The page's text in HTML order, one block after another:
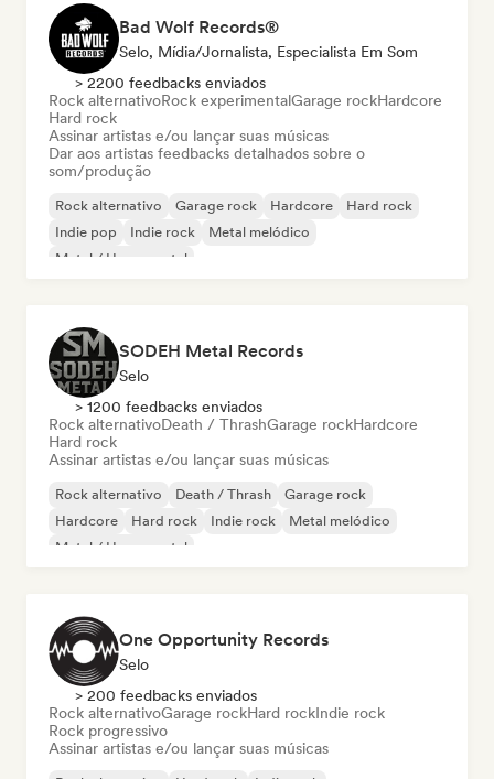
Bad Wolf Records®
Selo, Mídia/Jornalista, Especialista Em Som
> 2200 feedbacks enviados
Rock alternativoRock experimentalGarage rockHardcore
Hard rock
Assinar artistas e/ou lançar suas músicas
Dar aos artistas feedbacks detalhados sobre o
som/produção
Rock alternativo Garage rock Hardcore
Hard rock
Indie pop
Indie rock
Metal melódico
Metal / Heavy metal
SODEH Metal Records
Selo
> 1200 feedbacks enviados
Rock alternativoDeath / ThrashGarage rockHardcore
Hard rock
Assinar artistas e/ou lançar suas músicas
Rock alternativo Death / Thrash
Garage rock
Hardcore
Hard rock Indie rock
Metal melódico
Metal / Heavy metal
One Opportunity Records
Selo
> 200 feedbacks enviados
Rock alternativoGarage rockHard rockIndie rock
Rock progressivo
Assinar artistas e/ou lançar suas músicas